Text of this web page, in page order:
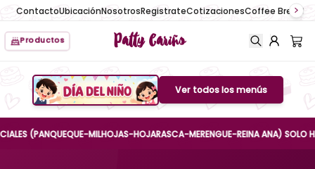
ContactoUbicaciónNosotrosRegistrateCotizacionesCoffee Break
Productos Patty Cariño
Boton de menu
Ver todos los menús
(PANQUEQUE-MILHOJAS-HOJARASCA-MERENGUE-REINA ANA) SOLO HASTA